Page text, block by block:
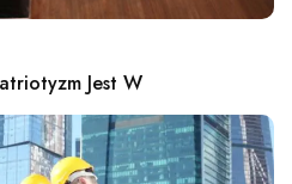
Jest W